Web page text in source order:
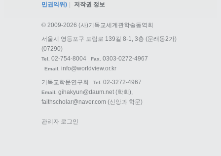
민권익위)
저작권 정보
© 2009-2026 (사)기독교세계관학술동역회
서울시 영등포구 도림로 139길 8-1, 3층 (문래동2가)
(07290)
Tel. 02-754-8004 Fax. 0303-0272-4967
Email.
info@worldview.or.kr
기독교학문연구회
Tel. 02-3272-4967
Email. gihakyun@daum.net (학회),
faithscholar@naver.com (신앙과 학문)
관리자 로그인